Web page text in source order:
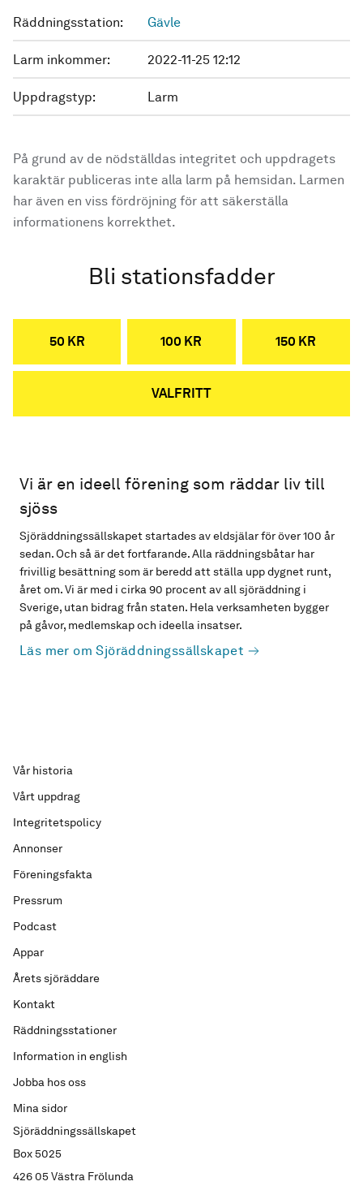
Räddningsstation: Gävle
Larm inkommer: 2022-11-25 12:12
Uppdragstyp: Larm
På grund av de nödställdas integritet och uppdragets
karaktär publiceras inte alla larm på hemsidan. Larmen
har även en viss fördröjning för att säkerställa
informationens korrekthet.
Bli stationsfadder
50 KR 100 KR 150 KR
VALFRITT
Vi är en ideell förening som räddar liv till
sjöss
Sjöräddningssällskapet startades av eldsjälar för över 100 år
sedan. Och så är det fortfarande. Alla räddningsbåtar har
frivillig besättning som är beredd att ställa upp dygnet runt,
året om. Vi är med i cirka 90 procent av all sjöräddning i
Sverige, utan bidrag från staten. Hela verksamheten bygger
på gåvor, medlemskap och ideella insatser.
Läs mer om Sjöräddningssällskapet
Sjöräddningssällskapet
Box 5025
426 05 Västra Frölunda
Vår historia
Vårt uppdrag
Integritetspolicy
Annonser
Föreningsfakta
Pressrum
Podcast
Appar
Årets sjöräddare
Kontakt
Räddningsstationer
Information in english
Jobba hos oss
Mina sidor